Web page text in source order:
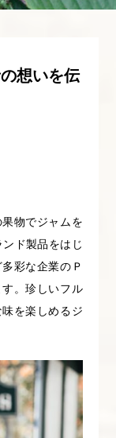
想いを伝
物でジャムを
ド製品をはじ
彩な企業のＰ
。珍しいフル
を楽しめるジ